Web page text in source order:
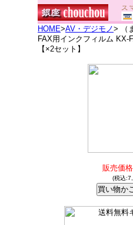
HOME>AV・デジモノ> （
FAX用インクフィルム KX-
【×2セット】
販売価
(税込